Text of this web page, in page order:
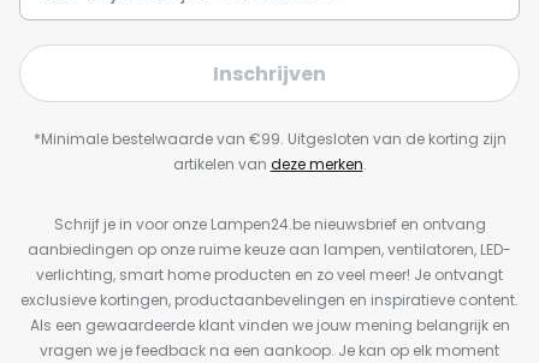
Inschrijven
*Minimale bestelwaarde van €99. Uitgesloten van de korting zijn
artikelen van deze merken.
Schrijf je in voor onze Lampen24.be nieuwsbrief en ontvang
aanbiedingen op onze ruime keuze aan lampen, ventilatoren, LED-
verlichting, smart home producten en zo veel meer! Je ontvangt
exclusieve kortingen, productaanbevelingen en inspiratieve content.
Als een gewaardeerde klant vinden we jouw mening belangrijk en
vragen we je feedback na een aankoop. Je kan op elk moment